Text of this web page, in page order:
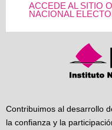
ACCEDE AL SITIO
NACIONAL
Contribuimos al desarrollo
la confianza y la